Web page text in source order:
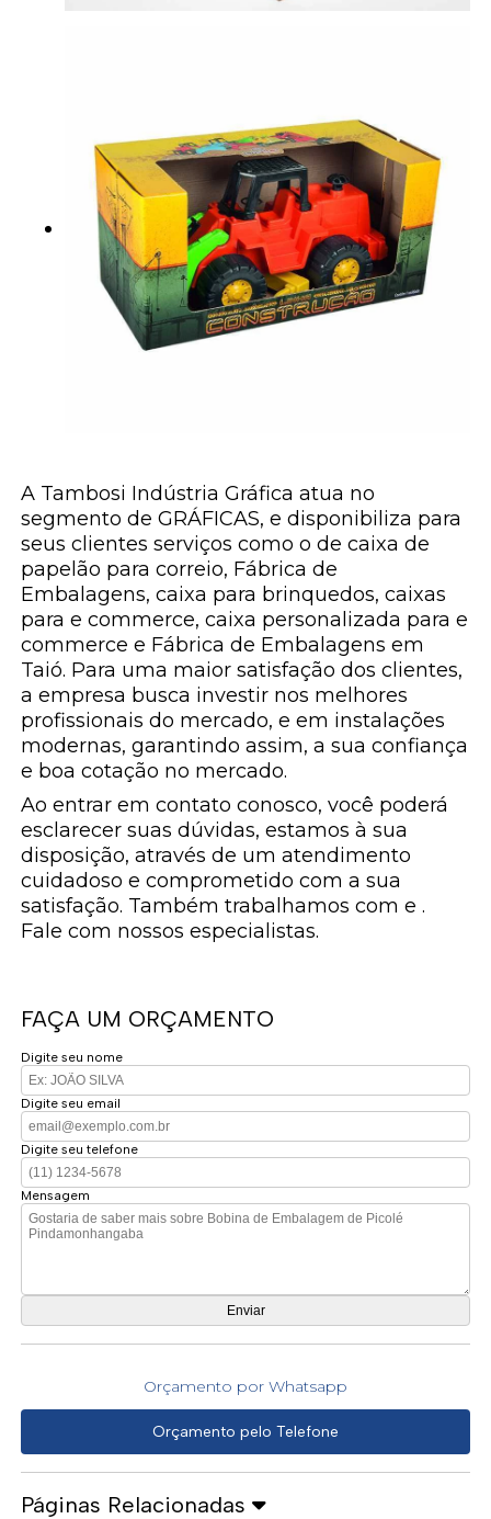
A Tambosi Indústria Gráfica atua no
segmento de GRÁFICAS, e disponibiliza para
seus clientes serviços como o de caixa de
papelão para correio, Fábrica de
Embalagens, caixa para brinquedos, caixas
para e commerce, caixa personalizada para e
commerce e Fábrica de Embalagens em
Taió. Para uma maior satisfação dos clientes,
a empresa busca investir nos melhores
profissionais do mercado, e em instalações
modernas, garantindo assim, a sua confiança
e boa cotação no mercado.
Ao entrar em contato conosco, você poderá
esclarecer suas dúvidas, estamos à sua
disposição, através de um atendimento
cuidadoso e comprometido com a sua
satisfação. Também trabalhamos com e .
Fale com nossos especialistas.
FAÇA UM ORÇAMENTO
Digite seu nome
Digite seu email
Digite seu telefone
Mensagem
Orçamento por Whatsapp
Orçamento pelo Telefone
Páginas Relacionadas